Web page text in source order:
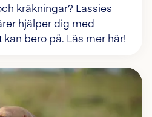
kräkningar? Lassies
hjälper dig med
bero på. Läs mer här!